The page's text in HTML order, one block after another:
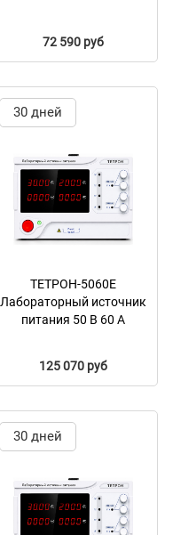
72 590 руб
30 дней
ТЕТРОН-5060Е
Лабораторный источник
питания 50 В 60 А
125 070 руб
30 дней